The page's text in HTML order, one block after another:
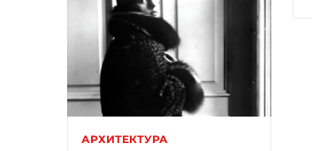
АРХИТЕКТУРА